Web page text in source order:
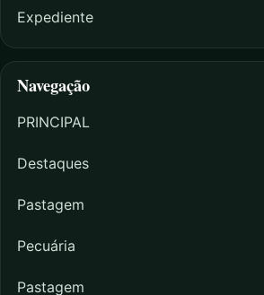
Expediente
Navegação
PRINCIPAL
Destaques
Pastagem
Pecuária
Pastagem